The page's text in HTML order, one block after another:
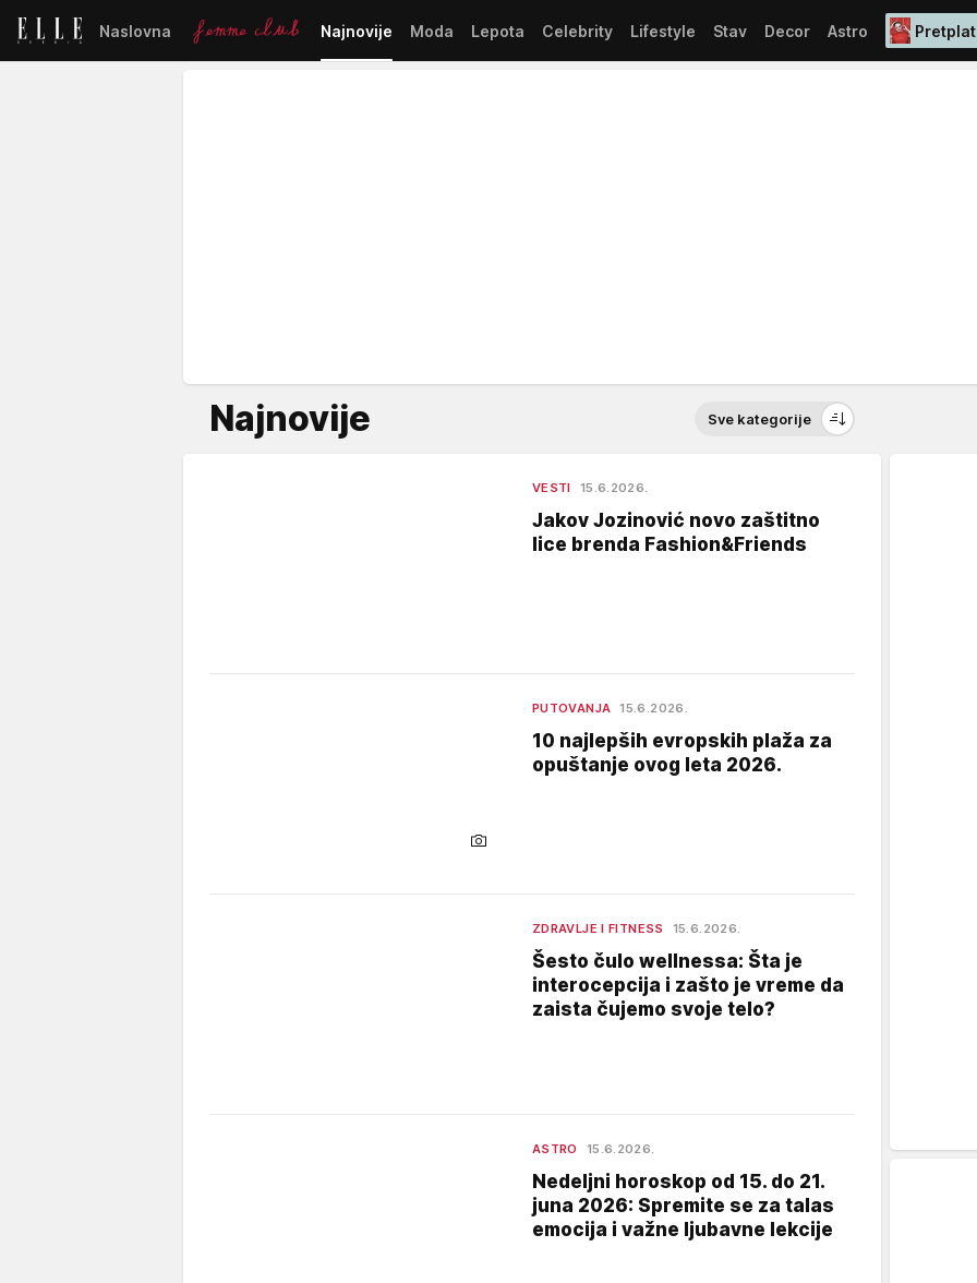
Naslovna Najnovije Moda Lepota Celebrity Lifestyle Stav Decor Astro
Najnovije Sve kategorije
VESTI 15.6.2026.
Jakov Jozinović novo zaštitno
lice brenda Fashion&Friends
PUTOVANJA 15.6.2026.
10 najlepših evropskih plaža za
opuštanje ovog leta 2026.
ZDRAVLJE I FITNESS 15.6.2026.
Šesto čulo wellnessa: Šta je
interocepcija i zašto je vreme da
zaista čujemo svoje telo?
ASTRO 15.6.2026.
Nedeljni horoskop od 15. do 21.
juna 2026: Spremite se za talas
emocija i važne ljubavne lekcije